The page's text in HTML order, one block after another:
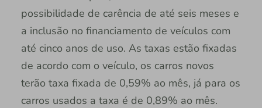
possibilidade de carência de até seis meses e
a inclusão no financiamento de veículos com
até cinco anos de uso. As taxas estão fixadas
de acordo com o veículo, os carros novos
terão taxa fixada de 0,59% ao mês, já para os
carros usados a taxa é de 0,89% ao mês.